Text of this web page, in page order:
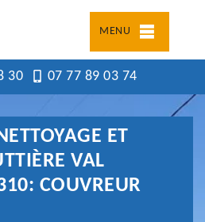
MENU
30 07 77 89 03 74
ET
VAL
COUVREUR